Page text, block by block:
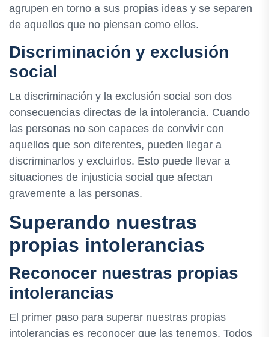
agrupen en torno a sus propias ideas y se separen
de aquellos que no piensan como ellos.
Discriminación y exclusión
social
La discriminación y la exclusión social son dos
consecuencias directas de la intolerancia. Cuando
las personas no son capaces de convivir con
aquellos que son diferentes, pueden llegar a
discriminarlos y excluirlos. Esto puede llevar a
situaciones de injusticia social que afectan
gravemente a las personas.
Superando nuestras
propias intolerancias
Reconocer nuestras propias
intolerancias
El primer paso para superar nuestras propias
intolerancias es reconocer que las tenemos. Todos